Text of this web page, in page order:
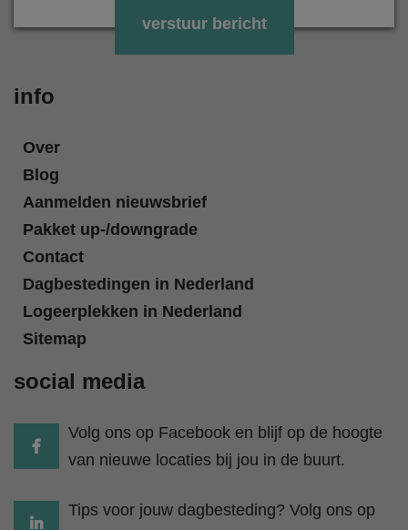
info
Over
Blog
Aanmelden nieuwsbrief
Pakket up-/downgrade
Contact
Dagbestedingen in Nederland
Logeerplekken in Nederland
Sitemap
social media
Volg ons op Facebook en blijf op de hoogte
van nieuwe locaties bij jou in de buurt.
Tips voor jouw dagbesteding? Volg ons op